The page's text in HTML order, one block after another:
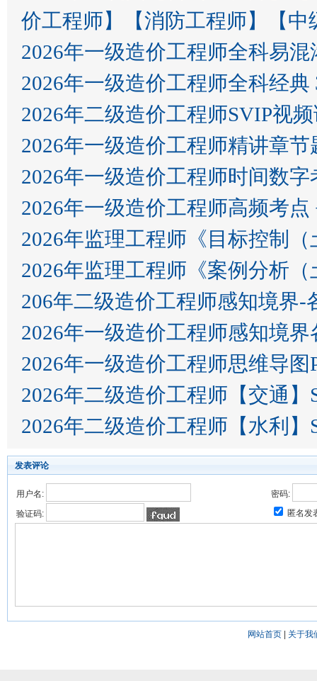
价工程师】【消防工程师】【中
2026年一级造价工程师全科易
2026年一级造价工程师全科经
2026年二级造价工程师SVIP视
2026年一级造价工程师精讲章
2026年一级造价工程师时间数
2026年一级造价工程师高频考
2026年监理工程师《目标控制
2026年监理工程师《案例分析
206年二级造价工程师感知境界-
2026年一级造价工程师感知境
2026年一级造价工程师思维导图
2026年二级造价工程师【交通】
2026年二级造价工程师【水利】
发表评论
用户名:
密码:
验证码:
匿名发
网站首页| 关于我